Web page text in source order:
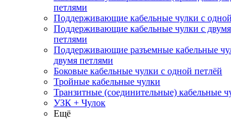
петлями
Поддерживающие кабельные чулки с
Поддерживающие кабельные чулки с двумя
петлями
Поддерживающие разъемные кабельные
двумя петлями
Боковые кабельные чулки с одной петлёй
Тройные кабельные чулки
Транзитные (соединительные) кабельные
УЗК + Чулок
Ещё